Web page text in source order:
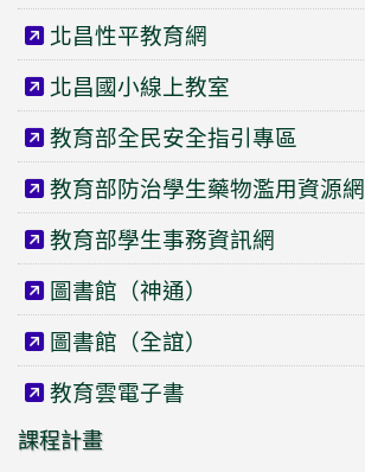
北昌性平教育網
北昌國小線上教室
教育部全民安全指引專區
教育部防治學生藥物濫用資源網
教育部學生事務資訊網
圖書館（神通）
圖書館（全誼）
教育雲電子書
課程計畫